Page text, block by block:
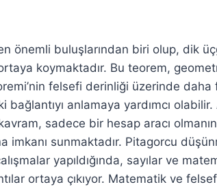
önemli buluşlarından biri olup, dik
koymaktadır. Bu teorem,
felsefi derinliği üzerinde
anlamaya yardımcı
sadece bir hesap aracı
sunmaktadır. Pitagorcu
yapıldığında, sayılar ve
ortaya çıkıyor. Matematik ve